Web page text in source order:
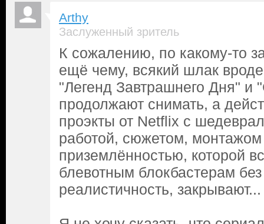
Arthy
Заслуженный зритель
К сожалению, по какому-то
ещё чему, всякий шлак
"Легенд Завтрашнего Дня" и
продолжают снимать, а
проэкты от Netflix с
работой, сюжетом,
приземлённостью, которой
блевотным блокбастерам
реалистичность, закрывают...